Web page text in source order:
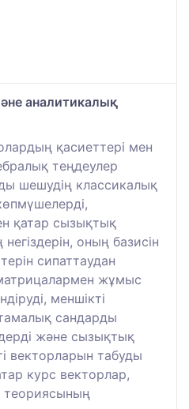
аналитикалық
қасиеттері мен
теңдеулер
шешудің классикалық
қатар сызықтық
оның базисін
сипаттаудан
жұмыс
меншікті
сандарды
және сызықтық
векторларын табуды
курс векторлар,
теориясының